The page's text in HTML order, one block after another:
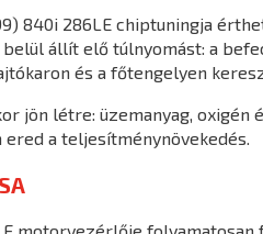
840i 286LE chiptuningja
állít elő túlnyomást: a
és a főtengelyen
jön létre: üzemanyag, oxigén
a teljesítménynövekedés.
motorvezérlője